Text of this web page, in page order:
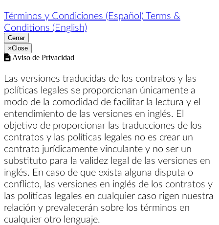
Términos y Condiciones (Español) Terms &
Conditions (English)
Cerrar
×Close
Aviso de Privacidad
Las versiones traducidas de los contratos y las
políticas legales se proporcionan únicamente a
modo de la comodidad de facilitar la lectura y el
entendimiento de las versiones en inglés. El
objetivo de proporcionar las traducciones de los
contratos y las políticas legales no es crear un
contrato jurídicamente vinculante y no ser un
substituto para la validez legal de las versiones en
inglés. En caso de que exista alguna disputa o
conflicto, las versiones en inglés de los contratos y
las políticas legales en cualquier caso rigen nuestra
relación y prevalecerán sobre los términos en
cualquier otro lenguaje.